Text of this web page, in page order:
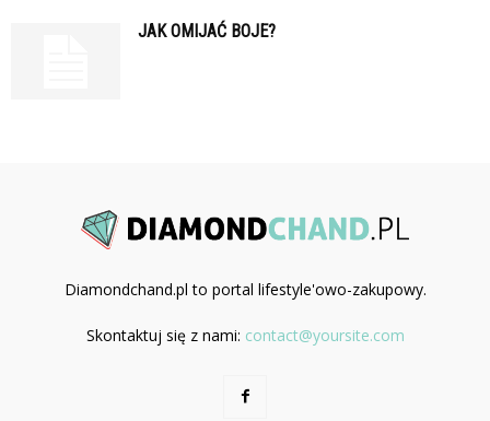
JAK OMIJAĆ BOJE?
Diamondchand.pl to portal lifestyle'owo-zakupowy.
Skontaktuj się z nami: contact@yoursite.com